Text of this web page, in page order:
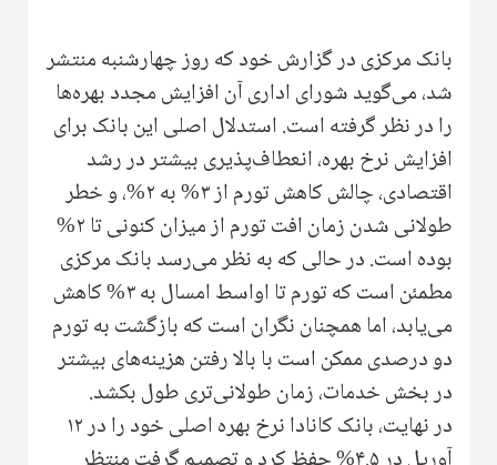
بانک مرکزی در گزارش خود که روز چهارشنبه منتشر
شد، می‌گوید شورای اداری آن افزایش مجدد بهره‌ها
را در نظر گرفته است. استدلال اصلی این بانک برای
افزایش نرخ بهره، انعطاف‌پذیری بیشتر در رشد
اقتصادی، چالش کاهش تورم از ۳% به ۲%، و خطر
طولانی شدن زمان افت تورم از میزان کنونی تا ۲%
بوده است. در حالی که به نظر می‌رسد بانک مرکزی
مطمئن است که تورم تا اواسط امسال به ۳% کاهش
می‌یابد، اما همچنان نگران است که بازگشت به تورم
دو درصدی ممکن است با بالا رفتن هزینه‌های بیشتر
در بخش خدمات، زمان طولانی‌تری طول بکشد.
در نهایت، بانک کانادا نرخ بهره اصلی خود را در ۱۲